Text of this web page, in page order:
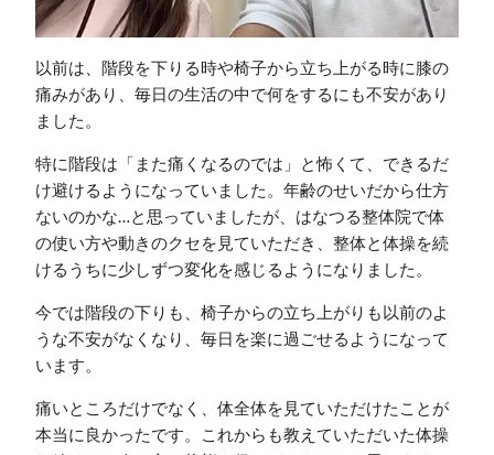
以前は、階段を下りる時や椅子から立ち上がる時に膝の
痛みがあり、毎日の生活の中で何をするにも不安があり
ました。
特に階段は「また痛くなるのでは」と怖くて、できるだ
け避けるようになっていました。年齢のせいだから仕方
ないのかな…と思っていましたが、はなつる整体院で体
の使い方や動きのクセを見ていただき、整体と体操を続
けるうちに少しずつ変化を感じるようになりました。
今では階段の下りも、椅子からの立ち上がりも以前のよ
うな不安がなくなり、毎日を楽に過ごせるようになって
います。
痛いところだけでなく、体全体を見ていただけたことが
本当に良かったです。これからも教えていただいた体操